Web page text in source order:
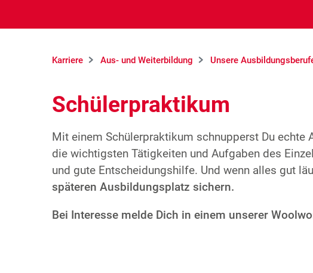
Karriere Aus- und Weiterbildung Unsere
Schülerpraktikum
Mit einem Schülerpraktikum schnupperst Du
die wichtigsten Tätigkeiten und Aufgaben des
und gute Entscheidungshilfe. Und wenn alles gut
späteren Ausbildungsplatz sichern.
Bei Interesse melde Dich in einem unserer